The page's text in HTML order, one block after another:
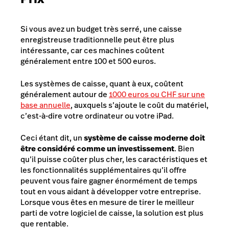
Si vous avez un budget très serré, une caisse
enregistreuse traditionnelle peut être plus
intéressante, car ces machines coûtent
généralement entre 100 et 500 euros.
Les systèmes de caisse, quant à eux, coûtent
généralement autour de1000 euros ou CHF sur une
base annuelle, auxquels s’ajoute le coût du matériel,
c’est-à-dire votre ordinateur ou votre iPad.
Ceci étant dit, unsystème de caisse moderne doit
être considéré comme un investissement. Bien
qu’il puisse coûter plus cher, les caractéristiques et
les fonctionnalités supplémentaires qu’il offre
peuvent vous faire gagner énormément de temps
tout en vous aidant à développer votre entreprise.
Lorsque vous êtes en mesure de tirer le meilleur
parti de votre logiciel de caisse, la solution est plus
que rentable.